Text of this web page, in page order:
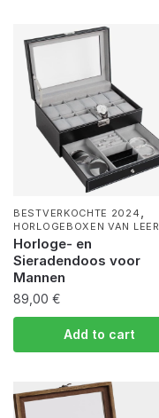
BESTVERKOCHTE 2024 ,
HORLOGEBOXEN VAN LEER
Horloge- en
Sieradendoos voor
Mannen
89,00 €
Add to cart